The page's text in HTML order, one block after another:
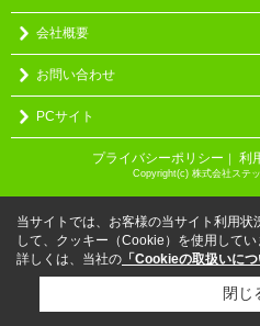
会社概要
お問い合わせ
PCサイト
プライバシーポリシー ｜ 利
Copyright(c) 株式会社ステ
当サイトでは、お客様の当サイト利用状
して、クッキー（Cookie）を使用してい
詳しくは、当社の 「Cookieの取扱いにつ
閉じ